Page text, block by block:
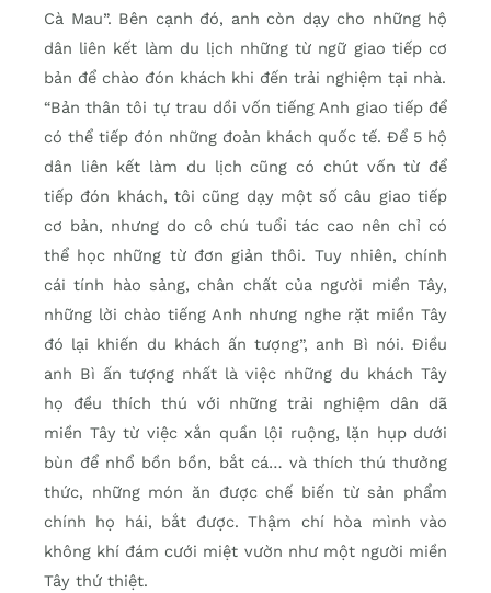
Cà Mau”. Bên cạnh đó, anh còn dạy cho những hộ
dân liên kết làm du lịch những từ ngữ giao tiếp cơ
bản để chào đón khách khi đến trải nghiệm tại nhà.
“Bản thân tôi tự trau dồi vốn tiếng Anh giao tiếp để
có thể tiếp đón những đoàn khách quốc tế. Để 5 hộ
dân liên kết làm du lịch cũng có chút vốn từ để
tiếp đón khách, tôi cũng dạy một số câu giao tiếp
cơ bản, nhưng do cô chú tuổi tác cao nên chỉ có
thể học những từ đơn giản thôi. Tuy nhiên, chính
cái tính hào sảng, chân chất của người miền Tây,
những lời chào tiếng Anh nhưng nghe rặt miền Tây
đó lại khiến du khách ấn tượng”, anh Bì nói. Điều
anh Bì ấn tượng nhất là việc những du khách Tây
họ đều thích thú với những trải nghiệm dân dã
miền Tây từ việc xắn quần lội ruộng, lặn hụp dưới
bùn để nhổ bồn bồn, bắt cá… và thích thú thưởng
thức, những món ăn được chế biến từ sản phẩm
chính họ hái, bắt được. Thậm chí hòa mình vào
không khí đám cưới miệt vườn như một người miền
Tây thứ thiệt.